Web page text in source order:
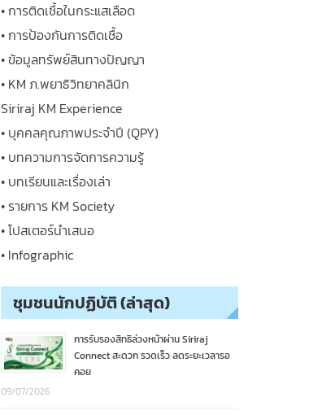
• การติดเชื้อในกระแสเลือด
• การป้องกันการติดเชื้อ
• ข้อมูลทรัพย์สินทางปัญญา
• KM ภ.พยาธิวิทยาคลินิก
Siriraj KM Experience
• บุคคลคุณภาพประจำปี (QPY)
• บทความการจัดการความรู้
• บทเรียนและเรื่องเล่า
• รายการ KM Society
• โปสเตอร์นำเสนอ
• Infographic
ชุมชนนักปฏิบัติ (ล่าสุด)
การรับรองสิทธิล่วงหน้าผ่าน Siriraj
Connect สะดวก รวดเร็ว ลดระยะเวลารอ
คอย
09/07/2026